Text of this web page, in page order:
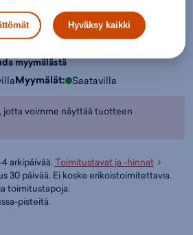
Lisää ostoskoriin
myymälästä
Myymälät: Saatavilla
jotta voimme näyttää tuotteen
arkipäivää. Toimitustavat ja -hinnat
30 päivää. Ei koske erikoistoimitettavia.
toimitustapoja.
pisteitä.
Hyväksy kaikki